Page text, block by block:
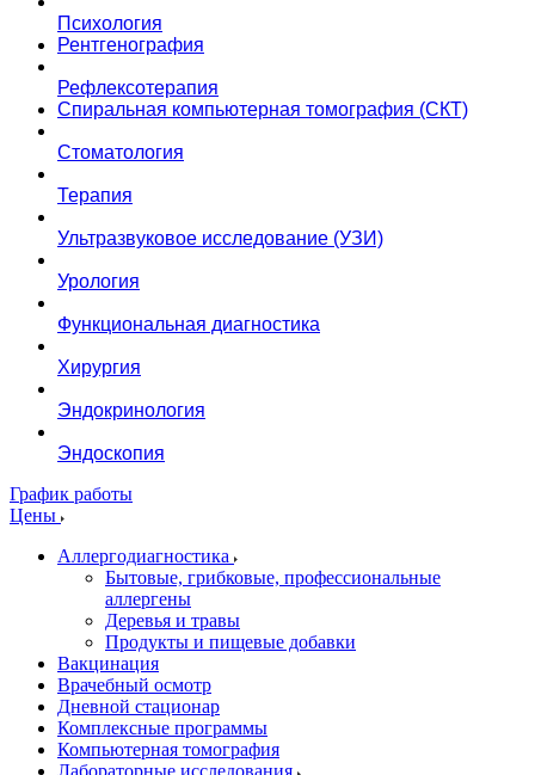
Психология
Рентгенография
Рефлексотерапия
Спиральная компьютерная томография (СКТ)
Стоматология
Терапия
Ультразвуковое исследование (УЗИ)
Урология
Функциональная диагностика
Хирургия
Эндокринология
Эндоскопия
График работы
Цены
Аллергодиагностика
Бытовые, грибковые, профессиональные
аллергены
Деревья и травы
Продукты и пищевые добавки
Вакцинация
Врачебный осмотр
Дневной стационар
Комплексные программы
Компьютерная томография
Лабораторные исследования